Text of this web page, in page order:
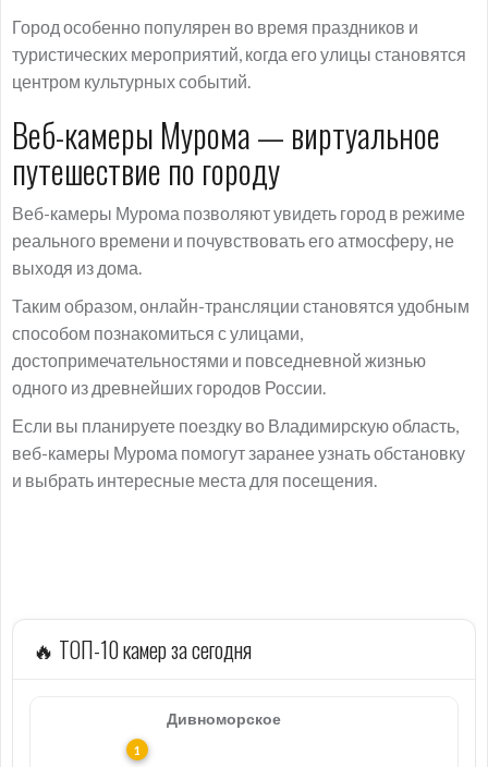
Город особенно популярен во время праздников и
туристических мероприятий, когда его улицы становятся
центром культурных событий.
Веб-камеры Мурома — виртуальное
путешествие по городу
Веб-камеры Мурома позволяют увидеть город в режиме
реального времени и почувствовать его атмосферу, не
выходя из дома.
Таким образом, онлайн-трансляции становятся удобным
способом познакомиться с улицами,
достопримечательностями и повседневной жизнью
одного из древнейших городов России.
Если вы планируете поездку во Владимирскую область,
веб-камеры Мурома помогут заранее узнать обстановку
и выбрать интересные места для посещения.
🔥 ТОП-10 камер за сегодня
Дивноморское